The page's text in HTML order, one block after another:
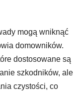
mogą wniknąć
domowników.
dostosowane są
szkodników, ale
czystości, co